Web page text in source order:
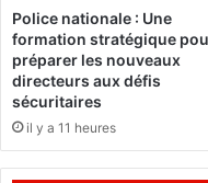
d
a
n
s
"
n
à
'
H
ô
e
Police nationale : Une
formation stratégique
préparer les nouveaux
directeurs aux défis
sécuritaires
il y a 11 heures